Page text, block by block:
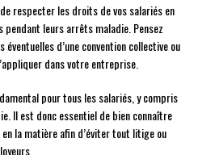
respecter les droits de vos salariés en
leurs arrêts maladie. Pensez
d’une convention collective ou
dans votre entreprise.
pour tous les salariés, y compris
Il est donc essentiel de bien connaître
la matière afin d’éviter tout litige ou